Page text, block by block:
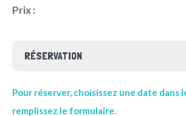
Prix :
RÉSERVATION
Pour réserver, choisissez une date dans
remplissez le formulaire.